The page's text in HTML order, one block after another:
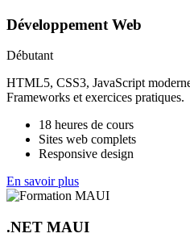
Développement Web
Débutant
HTML5, CSS3, JavaScript
Frameworks et exercices pratiques.
18 heures de cours
Sites web complets
Responsive design
En savoir plus
.NET MAUI